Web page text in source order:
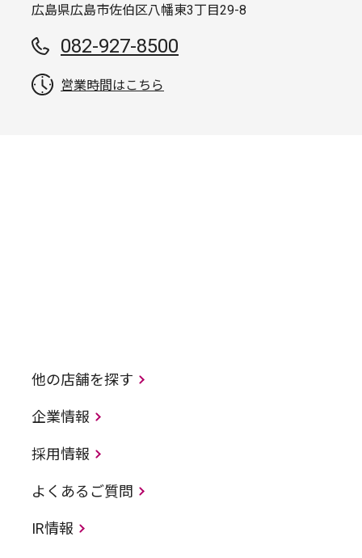
広島県広島市佐伯区八幡東3丁目29-8
082-927-8500
営業時間はこちら
他の店舗を探す
企業情報
採用情報
よくあるご質問
IR情報